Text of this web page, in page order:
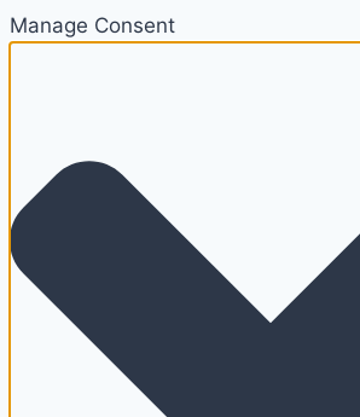
Manage Consent